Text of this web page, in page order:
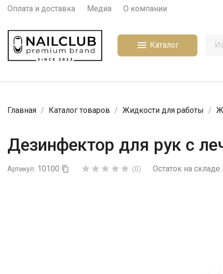
Оплата и доставка Медиа О компании
 Каталог
Главная Каталог товаров Жидкости для работы
Дезинфектор для рук с
Артикул: 10100       (0) Остаток на складе: